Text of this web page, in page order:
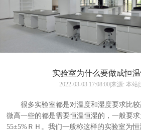
实验室为什么要做成恒
2022-03-03 17:08:00|来源: 本站|
很多实验室都是对温度和湿度要求比较
微高一些的都是需要恒温恒湿的，一般要
55±5%ＲＨ。我们一般称这样的实验室为